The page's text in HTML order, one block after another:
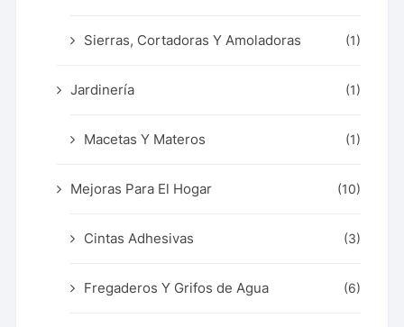
Sierras, Cortadoras Y Amoladoras (1)
Jardinería (1)
Macetas Y Materos (1)
Mejoras Para El Hogar (10)
Cintas Adhesivas (3)
Fregaderos Y Grifos de Agua (6)